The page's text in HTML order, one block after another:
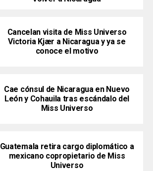
Cancelan visita de Miss Universo
Victoria Kjær a Nicaragua y ya se
conoce el motivo
Cae cónsul de Nicaragua en Nuevo
León y Cohauila tras escándalo del
Miss Universo
Guatemala retira cargo diplomático a
mexicano copropietario de Miss
Universo